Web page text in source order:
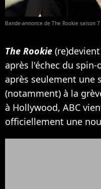
Bande-annonce de The Rookie saison 7
The Rookie
après l'échec du spin-
après seulement une
(notamment) à la
à Hollywood, ABC
officiellement une